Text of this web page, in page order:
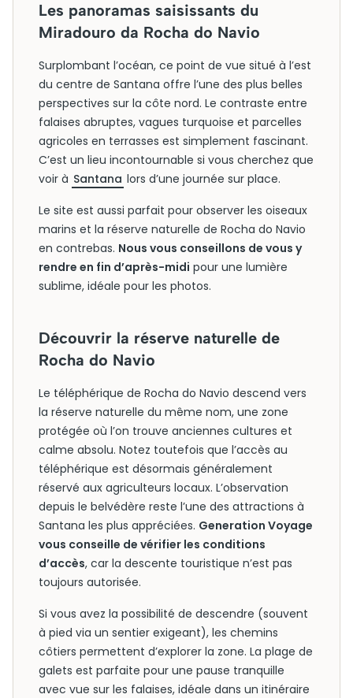
Les panoramas saisissants du
Miradouro da Rocha do Navio
Surplombant l’océan, ce point de vue situé à l’est
du centre de Santana offre l’une des plus belles
perspectives sur la côte nord. Le contraste entre
falaises abruptes, vagues turquoise et parcelles
agricoles en terrasses est simplement fascinant.
C’est un lieu incontournable si vous cherchez que
voir à Santana lors d’une journée sur place.
Le site est aussi parfait pour observer les oiseaux
marins et la réserve naturelle de Rocha do Navio
en contrebas. Nous vous conseillons de vous y
rendre en fin d’après-midi pour une lumière
sublime, idéale pour les photos.
Découvrir la réserve naturelle de
Rocha do Navio
Le téléphérique de Rocha do Navio descend vers
la réserve naturelle du même nom, une zone
protégée où l’on trouve anciennes cultures et
calme absolu. Notez toutefois que l’accès au
téléphérique est désormais généralement
réservé aux agriculteurs locaux. L’observation
depuis le belvédère reste l’une des attractions à
Santana les plus appréciées. Generation Voyage
vous conseille de vérifier les conditions
d’accès, car la descente touristique n’est pas
toujours autorisée.
Si vous avez la possibilité de descendre (souvent
à pied via un sentier exigeant), les chemins
côtiers permettent d’explorer la zone. La plage de
galets est parfaite pour une pause tranquille
avec vue sur les falaises, idéale dans un itinéraire